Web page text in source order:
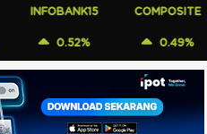
INFOBANK15
0.52%
COMPOSITE
0.49%